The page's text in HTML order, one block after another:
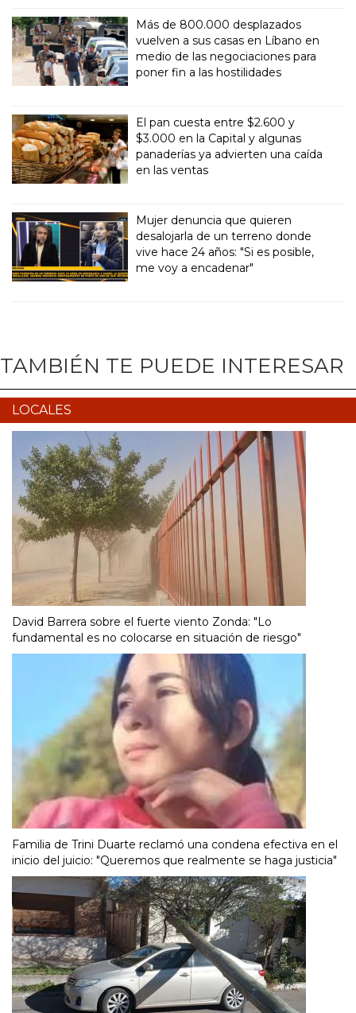
Más de 800.000 desplazados
vuelven a sus casas en Líbano en
medio de las negociaciones para
poner fin a las hostilidades
El pan cuesta entre $2.600 y
$3.000 en la Capital y algunas
panaderías ya advierten una caída
en las ventas
Mujer denuncia que quieren
desalojarla de un terreno donde
vive hace 24 años: "Si es posible,
me voy a encadenar"
TAMBIÉN TE PUEDE INTERESAR
LOCALES
David Barrera sobre el fuerte viento Zonda: "Lo
fundamental es no colocarse en situación de riesgo"
Familia de Trini Duarte reclamó una condena efectiva en el
inicio del juicio: "Queremos que realmente se haga justicia"